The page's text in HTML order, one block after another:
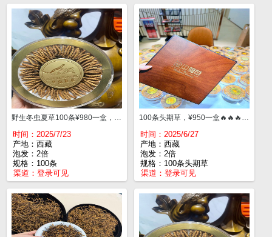
野生冬虫夏草100条¥980一盒，送礼盒。净重约13克。功效：①抗癌，②抗心律失常，③滋肾，④抗炎，⑤抗菌，⑥提高肾上腺皮质醇含量，⑦免疫调节，⑧抗疲劳，⑨祛痰平喘，适用于肺肾两虚、精气不足、咳嗽气短，增强免疫力，抗病毒，护心肺
时间：2025/7/23
产地：西藏
泡发：2倍
规格：100条
渠道： 登录可见
100条头期草，¥950一盒🔥🔥🔥 100条头期草，¥950一盒🔥🔥🔥 可送外礼盒🎁
时间：2025/6/27
产地：西藏
泡发：2倍
规格：100条头期草
渠道：登录可见